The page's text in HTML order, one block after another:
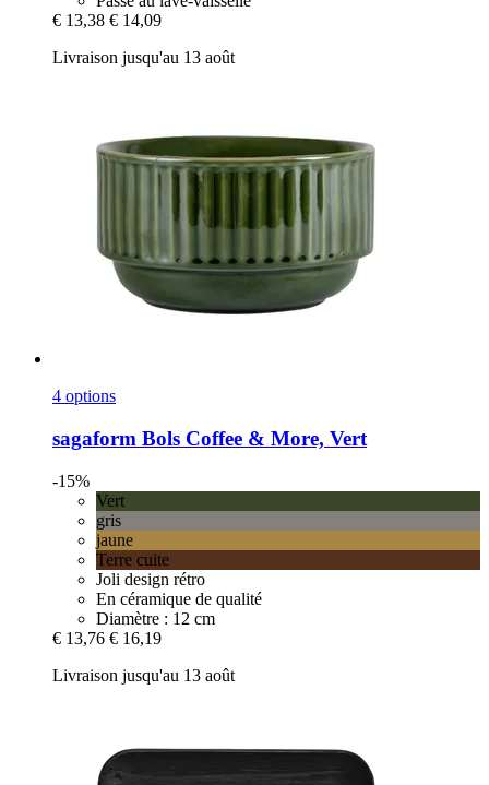
€ 13,38 € 14,09
Livraison jusqu'au 13 août
4 options
sagaform Bols Coffee & More, Vert
-15%
Vert
gris
jaune
Terre cuite
Joli design rétro
En céramique de qualité
Diamètre : 12 cm
€ 13,76 € 16,19
Livraison jusqu'au 13 août